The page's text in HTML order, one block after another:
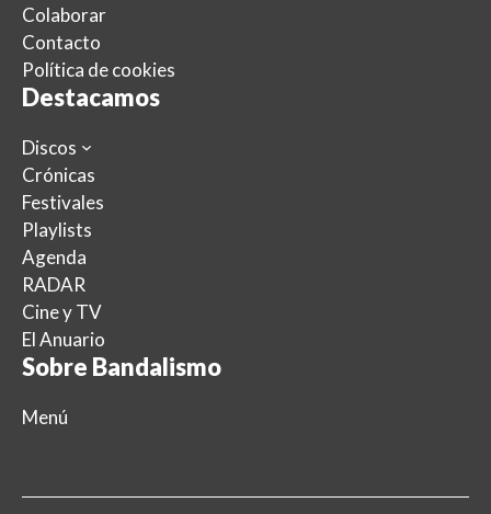
Colaborar
Contacto
Política de cookies
Destacamos
Discos
Crónicas
Festivales
Playlists
Agenda
RADAR
Cine y TV
El Anuario
Sobre Bandalismo
Menú